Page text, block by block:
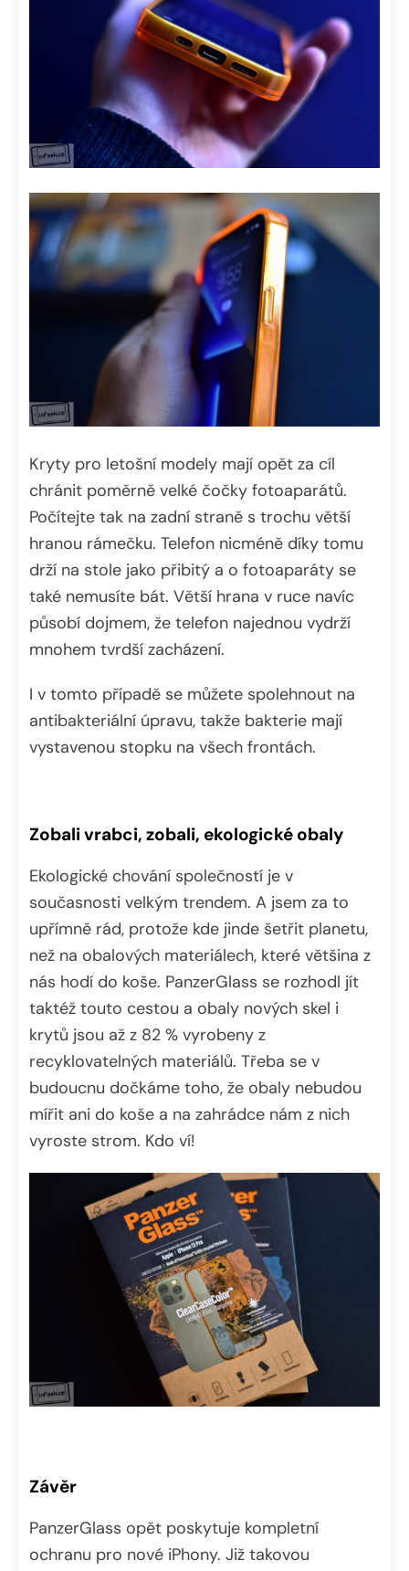
Kryty pro letošní modely mají opět za cíl
chránit poměrně velké čočky fotoaparátů.
Počítejte tak na zadní straně s trochu větší
hranou rámečku. Telefon nicméně díky tomu
drží na stole jako přibitý a o fotoaparáty se
také nemusíte bát. Větší hrana v ruce navíc
působí dojmem, že telefon najednou vydrží
mnohem tvrdší zacházení.
I v tomto případě se můžete spolehnout na
antibakteriální úpravu, takže bakterie mají
vystavenou stopku na všech frontách.
Zobali vrabci, zobali, ekologické obaly
Ekologické chování společností je v
současnosti velkým trendem. A jsem za to
upřímně rád, protože kde jinde šetřit planetu,
než na obalových materiálech, které většina z
nás hodí do koše. PanzerGlass se rozhodl jít
taktéž touto cestou a obaly nových skel i
krytů jsou až z 82 % vyrobeny z
recyklovatelných materiálů. Třeba se v
budoucnu dočkáme toho, že obaly nebudou
mířit ani do koše a na zahrádce nám z nich
vyroste strom. Kdo ví!
Závěr
PanzerGlass opět poskytuje kompletní
ochranu pro nové iPhony. Již takovou